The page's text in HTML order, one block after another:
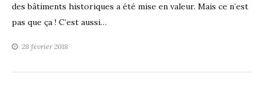
des bâtiments historiques a été mise en valeur. Mais ce n’est
pas que ça ! C’est aussi…
28 février 2018